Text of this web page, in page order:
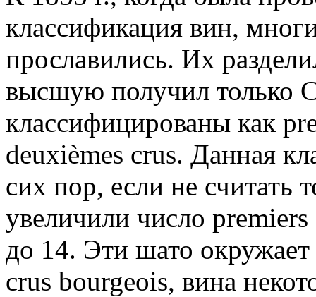
классификация вин,
прославились. Их
высшую получил только
классифицированы как
deuxièmes crus. Данная
сих пор, если не считать
увеличили число
до 14. Эти шато
crus bourgeois, вина